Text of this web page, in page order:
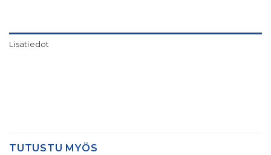
Lisätiedot
TUTUSTU MYÖS